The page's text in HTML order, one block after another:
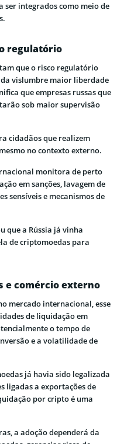
ser integrados como meio de
regulatório
que o risco regulatório
vislumbre maior liberdade
que empresas russas que
sob maior supervisão
cidadãos que realizem
no contexto externo.
monitora de perto
em sanções, lavagem de
sensíveis e mecanismos de
que a Rússia já vinha
de criptomoedas para
e comércio externo
mercado internacional, esse
de liquidação em
o tempo de
e a volatilidade de
já havia sido legalizada
ligadas a exportações de
por cripto é uma
a adoção dependerá da